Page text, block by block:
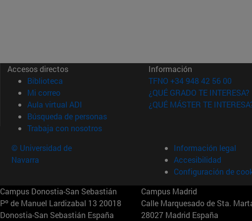
Accesos directos
Biblioteca (abre en nueva ventana)
Mi correo(abre en nueva ventana)
Aula virtual ADI (abre en nueva ventana)
Búsqueda de personas(abre en nueva ventana)
Trabaja con nosotros(abre en nueva ventana)
Información
TFNO +34 948 42 56 00
¿QUÉ GRADO TE INTERESA?
¿QUÉ MÁSTER TE
© Universidad de
Navarra
Información legal
Accesibilidad
Configuración de
Campus Donostia-San Sebastián
Pº de Manuel Lardizabal 13 20018
Donostia-San Sebastián España
Campus Madrid
Calle Marquesado de Sta.
28027 Madrid España